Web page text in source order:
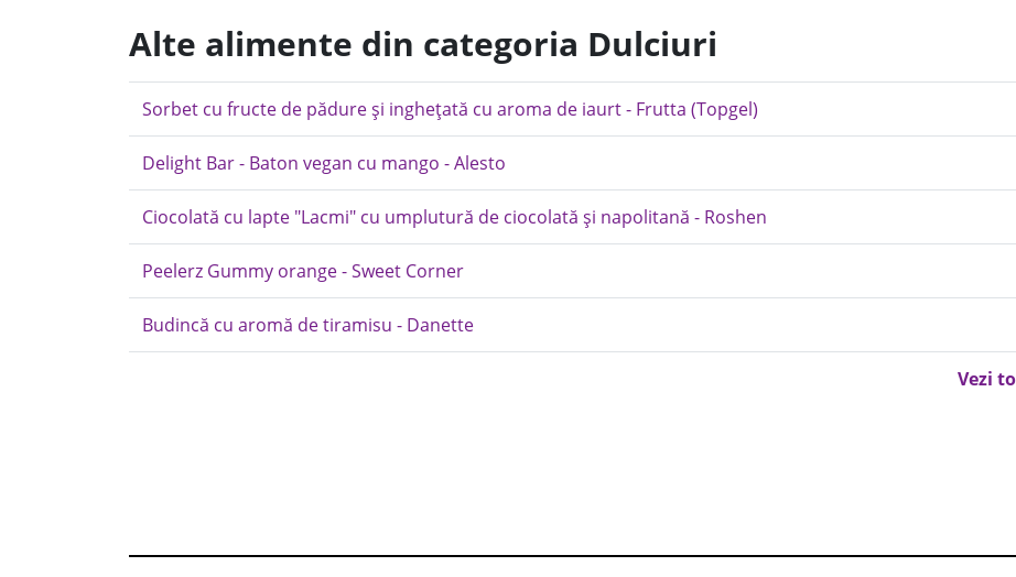
Alte alimente din categoria Dulciuri
Sorbet cu fructe de pădure și inghețată cu aroma de iaurt - Frutta (Topgel)
Delight Bar - Baton vegan cu mango - Alesto
Ciocolată cu lapte "Lacmi" cu umplutură de ciocolată și napolitană - Roshen
Peelerz Gummy orange - Sweet Corner
Budincă cu aromă de tiramisu - Danette
Vezi